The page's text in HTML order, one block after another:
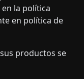
la política
en política de
productos se